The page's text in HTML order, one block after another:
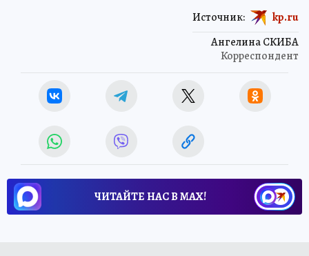
Ангелина СКИБА
Корреспондент
Источник: kp.ru
ЧИТАЙТЕ НАС В МАХ!